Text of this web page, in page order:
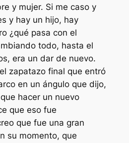
y mujer. Si me caso y
y hay un hijo, hay
¿qué pasa con el
todo, hasta el
era un dar de nuevo.
zapatazo final que entró
en un ángulo que dijo,
hacer un nuevo
que eso fue
que fue una gran
su momento, que